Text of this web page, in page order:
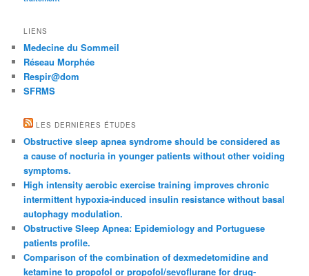
LIENS
Medecine du Sommeil
Réseau Morphée
Respir@dom
SFRMS
LES DERNIÈRES ÉTUDES
Obstructive sleep apnea syndrome should be considered as
a cause of nocturia in younger patients without other voiding
symptoms.
High intensity aerobic exercise training improves chronic
intermittent hypoxia-induced insulin resistance without basal
autophagy modulation.
Obstructive Sleep Apnea: Epidemiology and Portuguese
patients profile.
Comparison of the combination of dexmedetomidine and
ketamine to propofol or propofol/sevoflurane for drug-